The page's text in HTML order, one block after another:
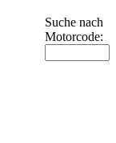
Suche nach
Motorcode: